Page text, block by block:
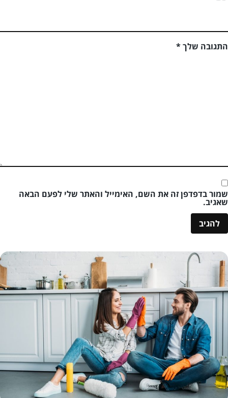
התגובה שלך*
שמור בדפדפן זה את השם, האימייל והאתר שלי לפעם הבאה
שאגיב.